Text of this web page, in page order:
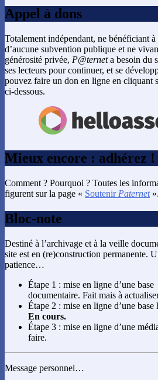
Appel à dons
Totalement indépendant, ne bénéficiant
d’aucune subvention publique et ne
générosité privée, P@terneta besoin du
ses lecteurs pour continuer, et se
pouvez faire un don en ligne en cliquant
ci-dessous.
Mieux encore : adhérez !
Comment ? Pourquoi ? Toutes les
figurent sur la page « Soutenir Paternet».
Bloc-note
Destiné à l’archivage et à la veille
site est en (re)construction permanente.
patience…
Étape 1 : mise en ligne d’une base
documentaire. Fait mais à
Étape 2 : mise en ligne d’une base
En cours.
Étape 3 : mise en ligne d’une
faire.
Message personnel…